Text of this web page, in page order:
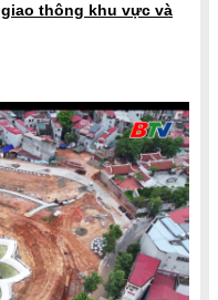
thông khu vực và